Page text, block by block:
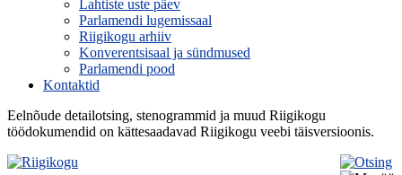
Lahtiste uste päev
Parlamendi lugemissaal
Riigikogu arhiiv
Konverentsisaal ja sündmused
Parlamendi pood
Kontaktid
Eelnõude detailotsing, stenogrammid ja muud Riigikogu
töödokumendid on kättesaadavad Riigikogu veebi täisversioonis.